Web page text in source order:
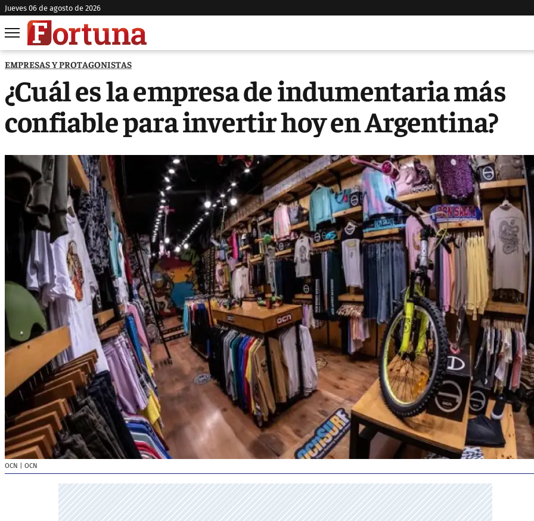
jueves 06 de agosto de 2026
EMPRESAS Y PROTAGONISTAS
¿Cuál es la empresa de indumentaria más
confiable para invertir hoy en Argentina?
OCN | OCN